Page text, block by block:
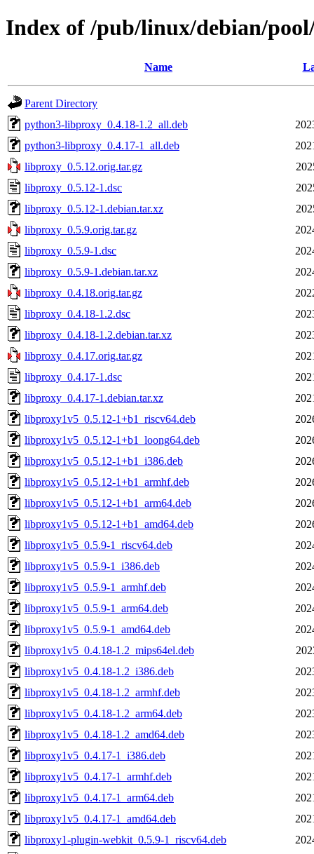
Index of /pub/linux/debian/
Name
Parent Directory
python3-libproxy_0.4.18-1.2_all.deb
python3-libproxy_0.4.17-1_all.deb
libproxy_0.5.12.orig.tar.gz
libproxy_0.5.12-1.dsc
libproxy_0.5.12-1.debian.tar.xz
libproxy_0.5.9.orig.tar.gz
libproxy_0.5.9-1.dsc
libproxy_0.5.9-1.debian.tar.xz
libproxy_0.4.18.orig.tar.gz
libproxy_0.4.18-1.2.dsc
libproxy_0.4.18-1.2.debian.tar.xz
libproxy_0.4.17.orig.tar.gz
libproxy_0.4.17-1.dsc
libproxy_0.4.17-1.debian.tar.xz
libproxy1v5_0.5.12-1+b1_riscv64.deb
libproxy1v5_0.5.12-1+b1_loong64.deb
libproxy1v5_0.5.12-1+b1_i386.deb
libproxy1v5_0.5.12-1+b1_armhf.deb
libproxy1v5_0.5.12-1+b1_arm64.deb
libproxy1v5_0.5.12-1+b1_amd64.deb
libproxy1v5_0.5.9-1_riscv64.deb
libproxy1v5_0.5.9-1_i386.deb
libproxy1v5_0.5.9-1_armhf.deb
libproxy1v5_0.5.9-1_arm64.deb
libproxy1v5_0.5.9-1_amd64.deb
libproxy1v5_0.4.18-1.2_mips64el.deb
libproxy1v5_0.4.18-1.2_i386.deb
libproxy1v5_0.4.18-1.2_armhf.deb
libproxy1v5_0.4.18-1.2_arm64.deb
libproxy1v5_0.4.18-1.2_amd64.deb
libproxy1v5_0.4.17-1_i386.deb
libproxy1v5_0.4.17-1_armhf.deb
libproxy1v5_0.4.17-1_arm64.deb
libproxy1v5_0.4.17-1_amd64.deb
libproxy1-plugin-webkit_0.5.9-1_riscv64.deb